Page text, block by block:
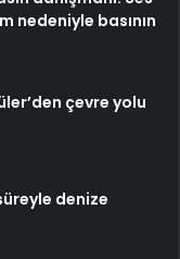
nedeniyle basının
çevre yolu
denize